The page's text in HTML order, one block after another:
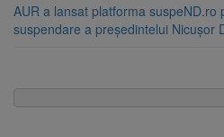
AUR a lansat platforma
suspendare a președintelui Nicușor